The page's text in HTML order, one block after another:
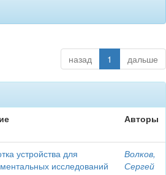
назад 1 дальше
Авторы
устройства для
исследований
Волков,
Сергей